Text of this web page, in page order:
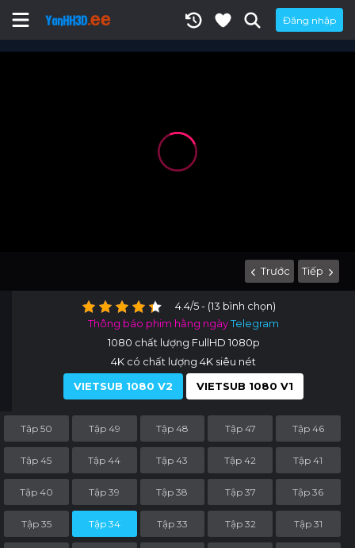
Đăng nhập
Trước Tiếp
4.4/5 - (13 bình chọn)
Thông báo phim hằng ngàyTelegram
1080 chất lượng FullHD 1080p
4K có chất lượng 4K siêu nét
VIETSUB 1080 V2
VIETSUB 1080 V1
Tập 50 Tập 49 Tập 48 Tập 47 Tập 46
Tập 45 Tập 44 Tập 43 Tập 42 Tập 41
Tập 40 Tập 39 Tập 38 Tập 37 Tập 36
Tập 35 Tập 34 Tập 33 Tập 32 Tập 31